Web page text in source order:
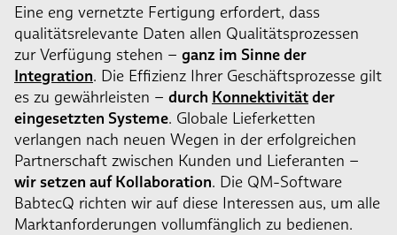
Eine eng vernetzte Fertigung erfordert, dass
qualitätsrelevante Daten allen Qualitätsprozessen
zur Verfügung stehen – ganz im Sinne der
Integration. Die Effizienz Ihrer Geschäftsprozesse gilt
es zu gewährleisten – durch Konnektivitätder
eingesetzten Systeme. Globale Lieferketten
verlangen nach neuen Wegen in der erfolgreichen
Partnerschaft zwischen Kunden und Lieferanten –
wir setzen aufKollaboration. Die QM-Software
BabtecQ richten wir auf diese Interessen aus, um alle
Marktanforderungen vollumfänglich zu bedienen.